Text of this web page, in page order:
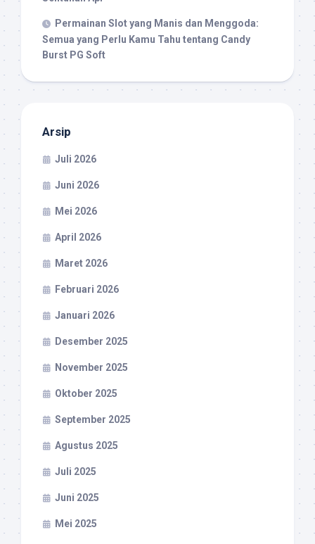
Permainan Slot yang Manis dan Menggoda:
Semua yang Perlu Kamu Tahu tentang Candy
Burst PG Soft
Arsip
Juli 2026
Juni 2026
Mei 2026
April 2026
Maret 2026
Februari 2026
Januari 2026
Desember 2025
November 2025
Oktober 2025
September 2025
Agustus 2025
Juli 2025
Juni 2025
Mei 2025